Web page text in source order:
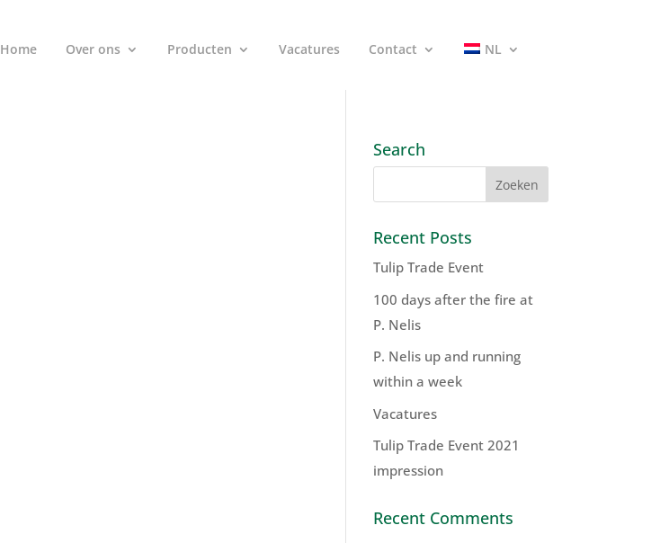
Home Over ons Producten Vacatures Contact NL
Search
Recent Posts
Tulip Trade Event
100 days after the fire at
P. Nelis
P. Nelis up and running
within a week
Vacatures
Tulip Trade Event 2021
impression
Recent Comments